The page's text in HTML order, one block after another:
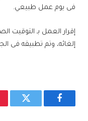
فى يوم عمل طبيعي.
إلغائه، وتم تطبيقه فى
فيسبوك تويتر